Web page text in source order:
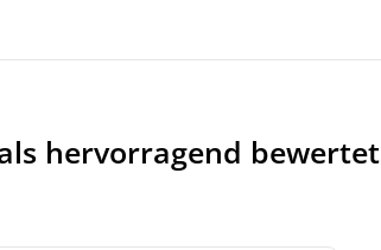
hervorragend bewertet